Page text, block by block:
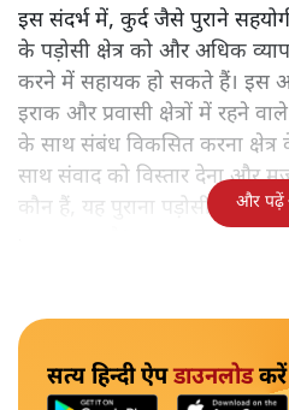
इस संदर्भ में, कुर्द जैसे पुराने
के पड़ोसी क्षेत्र को और अधिक
करने में सहायक हो सकते हैं। इस
इराक और प्रवासी क्षेत्रों में रहने
के साथ संबंध विकसित करना
साथ संवाद को विस्तार देना और
कौन हैं, यह पुराना पड़ोसी जिसेऔर पढ़ें
सत्य हिन्दी ऐपडाउनलोडकरें